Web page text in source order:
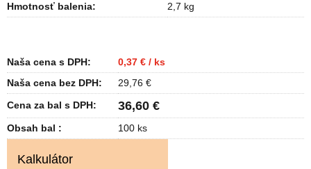
Hmotnosť balenia: 2,7 kg
Naša cena s DPH:
0,37 € / ks
Naša cena bez DPH:
29,76 €
Cena za bal s DPH:
36,60 €
Obsah bal : 100 ks
Kalkulátor